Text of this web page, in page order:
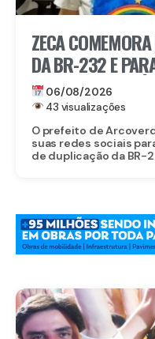
ZECA
DA BR-232 E
POR OBRA
06/08/2026
43 visualizações
O prefeito de
suas redes sociais
de duplicação da BR-